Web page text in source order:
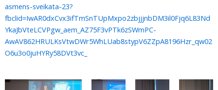
asmens-sveikata-23?
fbclid=IwAR0dxCvx3ifTmSnTUpMxpo2zbjjjnbDM3il0Fjq6L83Nd
YkaJbVteLCVPgw_aem_AZ75F3vPTk6zSWmPC-
AwAV862HRULKsVtwDWr5WhLUab8stypV6ZZpA8196Hzr_qw02
O6u3o0juHYRy58DVt3vc_